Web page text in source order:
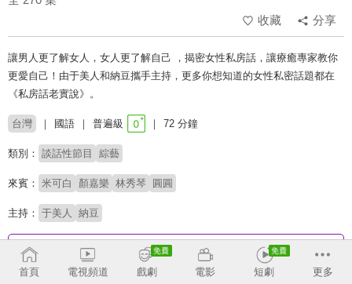
收藏
分享
讓男人更了解女人，女人更了解自己 ，揭密女性私房話，讓療癒專家教你
更愛自己！由于美人和納豆攜手主持，更多你想知道的女性私密話題都在
《私房話老實說》。
台灣 國語 普遍級 72 分鐘
類別： 談話性節目 綜藝
來賓： 米可白 顏嘉樂 林秀琴 圓圓
主持： 于美人 納豆
收回
首頁
電視頻道 戲劇 電影 短劇 更多